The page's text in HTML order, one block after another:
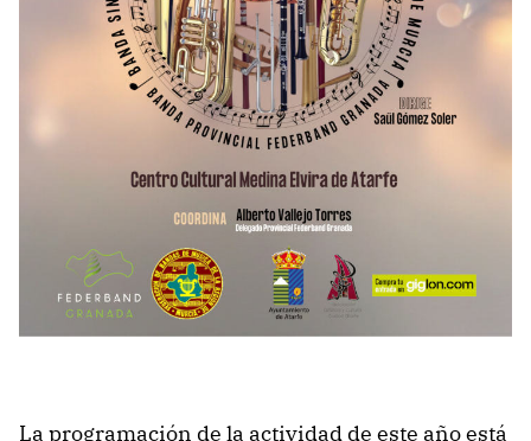
La programación de la actividad de este año está